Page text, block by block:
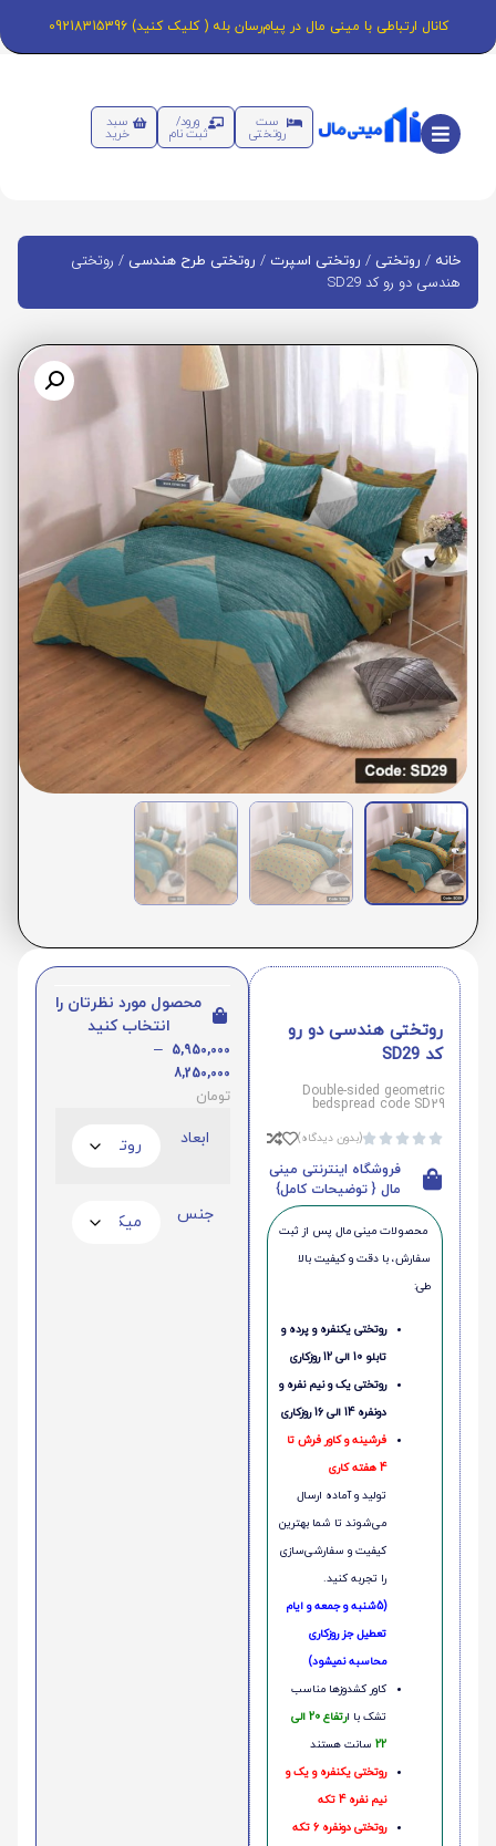
کانال ارتباطی با مینی مال در پیام‌رسان بله ( کلیک کنید) 09218315396
ست
روتختی
ورود/
ثبت نام
سبد
خرید
خانه / روتختی / روتختی اسپرت / روتختی طرح هندسی / روتختی
هندسی دو رو کد SD29
روتختی هندسی دو رو
کد SD29
Double-sided geometric
bedspread code SD29




(بدون دیدگاه)
فروشگاه اینترنتی مینی
مال { توضیحات کامل}
محصولات مینی‌ مال پس از ثبت
سفارش، با دقت و کیفیت بالا
طی:
روتختی یکنفره و پرده و
تابلو 10 الی 12 روزکاری
روتختی یک و نیم نفره و
دونفره 14 الی 16 روزکاری
فرشینه و کاور فرش تا
4 هفته کاری
تولید و آماده ارسال
می‌شوند تا شما بهترین
کیفیت و سفارشی‌سازی
را تجربه کنید.
(5شنبه و جمعه و ایام
تعطیل جز روزکاری
محاسبه نمیشود)
کاور کشدوزها مناسب
تشک با ا
رتفاع 20 الی
22 سانت هستند
روتختی یکنفره و یک و
نیم نفره 4 تکه
روتختی دونفره 6 تکه
محصول مورد نظرتان را
انتخاب کنید
5,950,000
–
8,250,000
تومان
ابعاد
جنس